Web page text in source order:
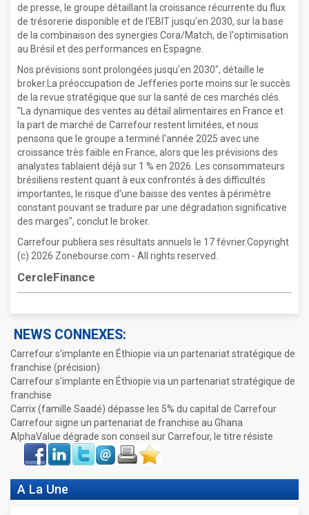
de presse, le groupe détaillant la croissance récurrente du flux
de trésorerie disponible et de l'EBIT jusqu'en 2030, sur la base
de la combinaison des synergies Cora/Match, de l'optimisation
au Brésil et des performances en Espagne.
Nos prévisions sont prolongées jusqu'en 2030", détaille le
broker.La préoccupation de Jefferies porte moins sur le succès
de la revue stratégique que sur la santé de ces marchés clés.
"La dynamique des ventes au détail alimentaires en France et
la part de marché de Carrefour restent limitées, et nous
pensons que le groupe a terminé l'année 2025 avec une
croissance très faible en France, alors que les prévisions des
analystes tablaient déjà sur 1 % en 2026. Les consommateurs
brésiliens restent quant à eux confrontés à des difficultés
importantes, le risque d'une baisse des ventes à périmètre
constant pouvant se traduire par une dégradation significative
des marges", conclut le broker.
Carrefour publiera ses résultats annuels le 17 février.Copyright
(c) 2026 Zonebourse.com - All rights reserved.
CercleFinance
NEWS CONNEXES:
Carrefour s'implante en Éthiopie via un partenariat stratégique de
franchise (précision)
Carrefour s'implante en Éthiopie via un partenariat stratégique de
franchise
Carrix (famille Saadé) dépasse les 5% du capital de Carrefour
Carrefour signe un partenariat de franchise au Ghana
AlphaValue dégrade son conseil sur Carrefour, le titre résiste
Face
book
LinkIn Twitter Envoyer ImprimerFavoris
A La Une